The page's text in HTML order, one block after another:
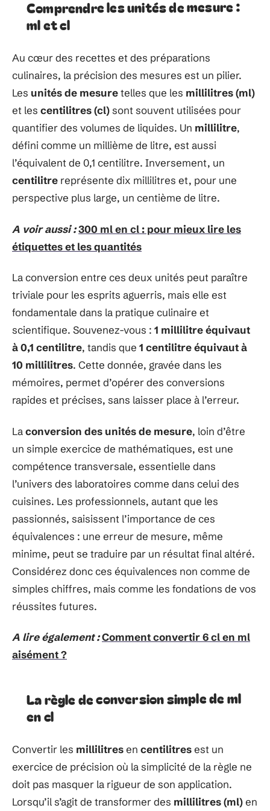
Comprendre les unités de mesure :
ml et cl
Au cœur des recettes et des préparations
culinaires, la précision des mesures est un pilier.
Les unités de mesuretelles que les millilitres (ml)
et les centilitres (cl)sont souvent utilisées pour
quantifier des volumes de liquides. Un millilitre,
défini comme un millième de litre, est aussi
l’équivalent de 0,1 centilitre. Inversement, un
centilitre représente dix millilitres et, pour une
perspective plus large, un centième de litre.
A voir aussi :300 ml en cl : pour mieux lire les
étiquettes et les quantités
La conversion entre ces deux unités peut paraître
triviale pour les esprits aguerris, mais elle est
fondamentale dans la pratique culinaire et
scientifique. Souvenez-vous : 1 millilitre équivaut
à 0,1 centilitre, tandis que 1 centilitre équivaut à
10 millilitres. Cette donnée, gravée dans les
mémoires, permet d’opérer des conversions
rapides et précises, sans laisser place à l’erreur.
Laconversion des unités de mesure, loin d’être
un simple exercice de mathématiques, est une
compétence transversale, essentielle dans
l’univers des laboratoires comme dans celui des
cuisines. Les professionnels, autant que les
passionnés, saisissent l’importance de ces
équivalences : une erreur de mesure, même
minime, peut se traduire par un résultat final altéré.
Considérez donc ces équivalences non comme de
simples chiffres, mais comme les fondations de vos
réussites futures.
A lire également :Comment convertir 6 cl en ml
aisément ?
La règle de conversion simple de ml
en cl
Convertir les millilitresen centilitresest un
exercice de précision où la simplicité de la règle ne
doit pas masquer la rigueur de son application.
Lorsqu’il s’agit de transformer des millilitres (ml)en